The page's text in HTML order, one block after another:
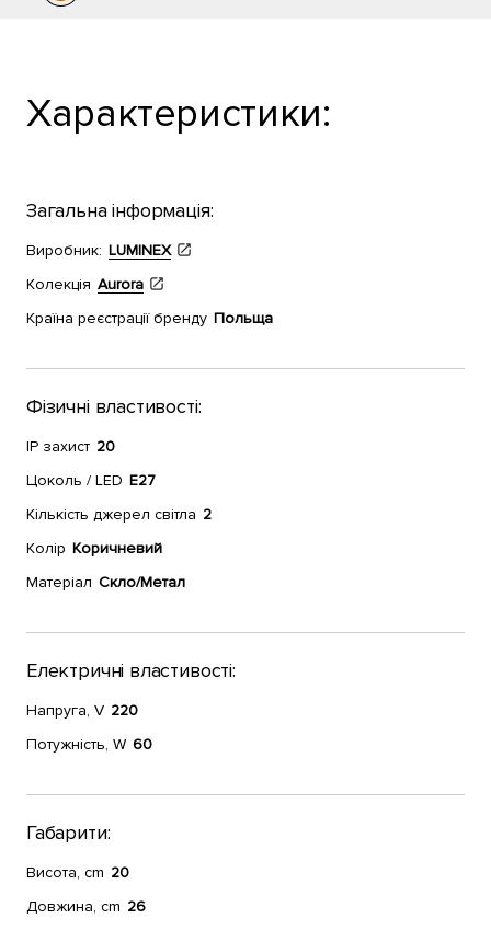
Характеристики:
Загальна інформація:
Виробник: LUMINEX
Колекція Aurora
Країна реєстрації бренду Польща
Фізичні властивості:
IP захист 20
Цоколь / LED E27
Кількість джерел світла 2
Колір Коричневий
Матеріал Скло/Метал
Електричні властивості:
Напруга, V 220
Потужність, W 60
Габарити:
Висота, cm 20
Довжина, cm 26